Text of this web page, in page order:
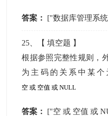
答案： ["数据库管理系
25 、【填空题 】
根据参照完整性规则，
为主码的关系中某
答案： ["空 或 空值 或